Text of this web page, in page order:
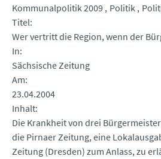
Kommunalpolitik 2009 Politik
Titel
Wer vertritt die Region, wenn der
In
Sächsische Zeitung
Am
23.04.2004
Inhalt
Die Krankheit von drei
die Pirnaer Zeitung, eine
Zeitung (Dresden) zum Anlass, zu